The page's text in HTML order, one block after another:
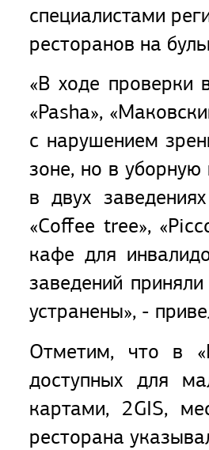
специалистами
ресторанов на
«В ходе проверки
«Pasha»,
с нарушением
зоне, но в уборную
в двух
«Coffee tree»,
кафе для
заведений
устранены», -
Отметим, что в
доступных для
картами, 2GIS,
ресторана